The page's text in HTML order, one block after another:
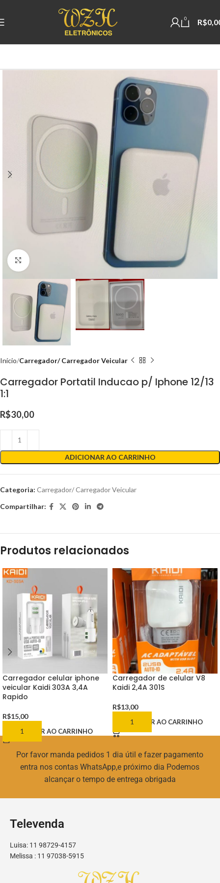
0 R$
Clique para ampliar
Início Carregador/ Carregador Veicular
Carregador Portatil Inducao p/ Iphone 12/13
1:1
R$30,00
ADICIONAR AO CARRINHO
Categoria: Carregador/ Carregador Veicular
Compartilhar:
Produtos relacionados
Carregador celular iphone
veicular Kaidi 303A 3,4A
Rapido
R$15,00
ADICIONAR AO CARRINHO
Carregador de celular V8
Kaidi 2,4A 301S
R$13,00
ADICIONAR AO CARRINHO
Por favor manda pedidos 1 dia útil e fazer pagamento
entra nos contas WhatsApp,e próximo dia Podemos
alcançar o tempo de entrega obrigada
Televenda
Luisa: 11 98729-4157
Melissa : 11 97038-5915